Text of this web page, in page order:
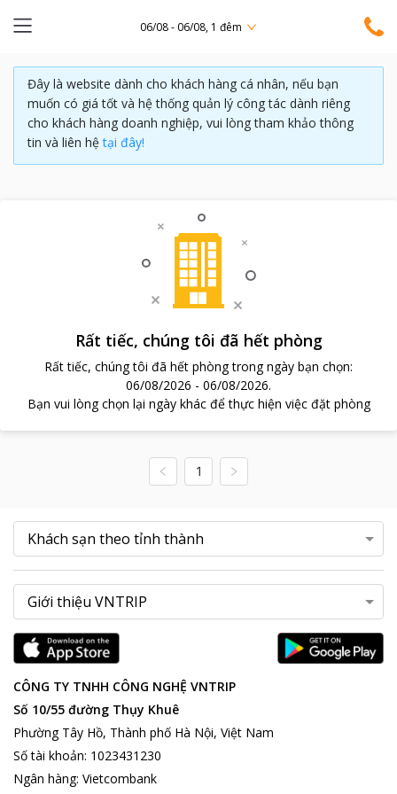
06/08 - 06/08, 1 đêm
Đây là website dành cho khách hàng cá nhân, nếu bạn
muốn có giá tốt và hệ thống quản lý công tác dành riêng
cho khách hàng doanh nghiệp, vui lòng tham khảo thông
tin và liên hệ tại đây!
Rất tiếc, chúng tôi đã hết phòng
Rất tiếc, chúng tôi đã hết phòng trong ngày bạn chọn:
06/08/2026 - 06/08/2026.
Bạn vui lòng chọn lại ngày khác để thực hiện việc đặt phòng
1
CÔNG TY TNHH CÔNG NGHỆ VNTRIP
Số 10/55 đường Thụy Khuê
Phường Tây Hồ, Thành phố Hà Nội, Việt Nam
Số tài khoản: 1023431230
Ngân hàng: Vietcombank